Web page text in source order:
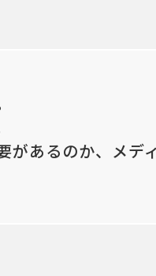
があるのか、メデ